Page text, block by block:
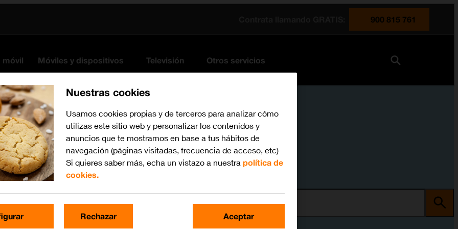
900 815 761
móvil Móviles y dispositivos Televisión Otros servicios
Busca por problema o tema
Nuestras cookies
Usamos cookies propias y de terceros para analizar cómo
utilizas este sitio web y personalizar los contenidos y
anuncios que te mostramos en base a tus hábitos de
navegación (páginas visitadas, frecuencia de acceso, etc)
Si quieres saber más, echa un vistazo a nuestra política de
cookies.
Rechazar Aceptar